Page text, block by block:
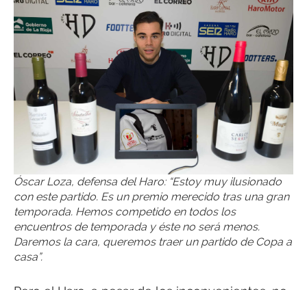
Óscar Loza, defensa del Haro: “Estoy muy ilusionado
con este partido. Es un premio merecido tras una gran
temporada. Hemos competido en todos los
encuentros de temporada y éste no será menos.
Daremos la cara, queremos traer un partido de Copa a
casa”.